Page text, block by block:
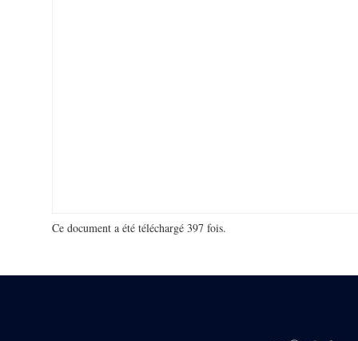
Ce document a été téléchargé 397 fois.